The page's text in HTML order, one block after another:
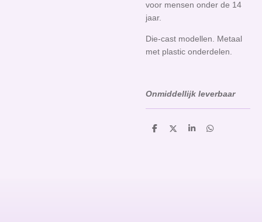
voor mensen onder de 14
jaar.
Die-cast modellen. Metaal
met plastic onderdelen.
Onmiddellijk leverbaar
D
D
S
D